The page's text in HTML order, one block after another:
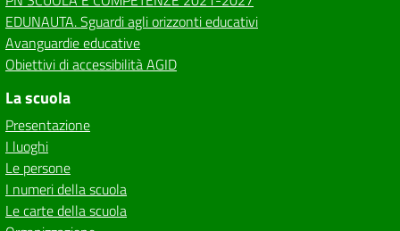
EDUNAUTA. Sguardi agli orizzonti educativi
Avanguardie educative
Obiettivi di accessibilità AGID
La scuola
Presentazione
I luoghi
Le persone
I numeri della scuola
Le carte della scuola